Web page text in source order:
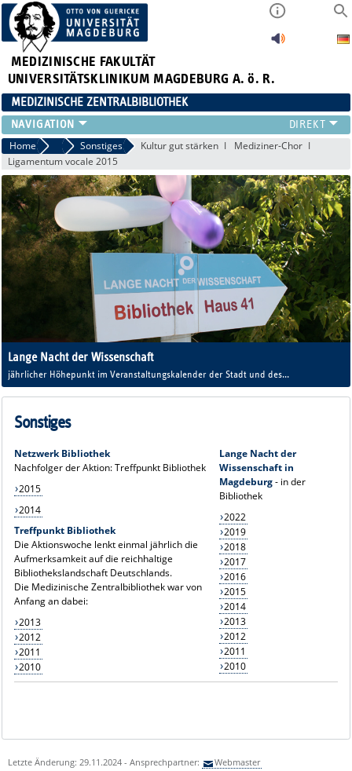
MEDIZINISCHE FAKULTÄT
UNIVERSITÄTSKLINIKUM MAGDEBURG A. ö. R.
MEDIZINISCHE ZENTRALBIBLIOTHEK
LITERATURSUCHE
SERVICE
INFORMATIONSKOMPETENZ
AKTUELLES
PUBLIZIEREN
NEU HIER?
SUCHE A-Z
Home Veranstaltungen
Sonstiges Kultur gut stärken
Mediziner-Chor
Ligamentum vocale 2015
Lange Nacht der Wissenschaft
jährlicher Höhepunkt im Veranstaltungskalender der Stadt und des
Universitätsklinikums
Sonstiges
Netzwerk Bibliothek
Nachfolger der Aktion: Treffpunkt Bibliothek
2015
2014
Treffpunkt Bibliothek
Die Aktionswoche lenkt einmal jährlich die
Aufmerksamkeit auf die reichhaltige
Bibliothekslandschaft Deutschlands.
Die Medizinische Zentralbibliothek war von
Anfang an dabei:
2013
2012
2011
2010
Lange Nacht der
Wissenschaft in
Magdeburg- in der
Bibliothek
2022
2019
2018
2017
2016
2015
2014
2013
2012
2011
2010
Letzte Änderung: 29.11.2024 - Ansprechpartner: Webmaster